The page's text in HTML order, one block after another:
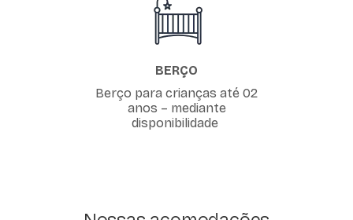
BERÇO
Berço para crianças até 02
anos – mediante
disponibilidade